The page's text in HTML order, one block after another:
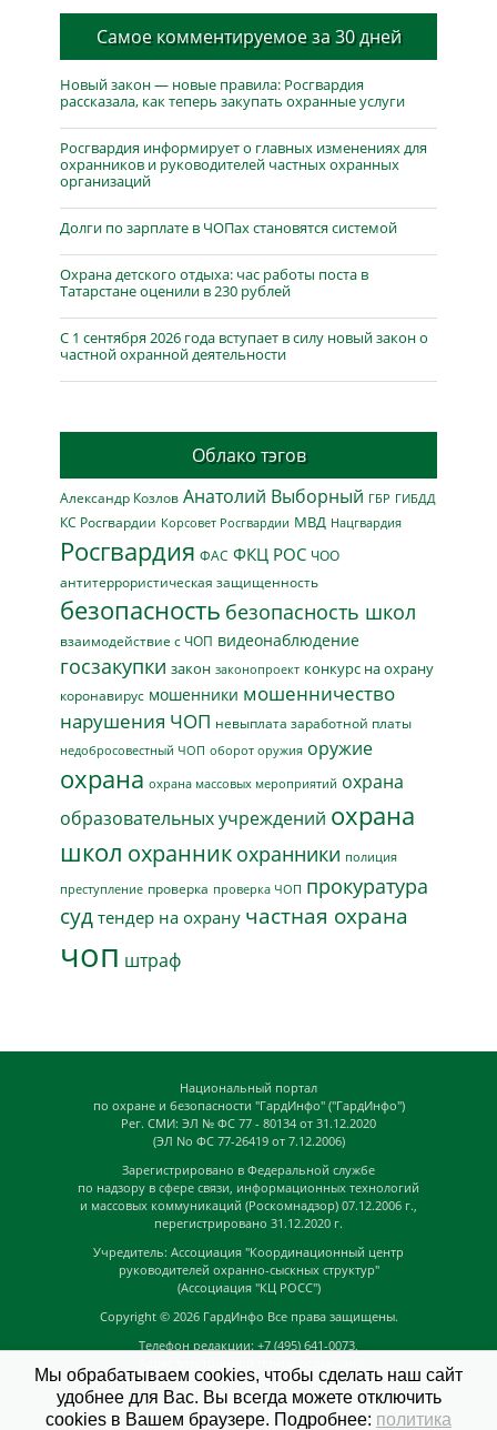
Самое комментируемое за 30 дней
Новый закон — новые правила: Росгвардия
рассказала, как теперь закупать охранные услуги
Росгвардия информирует о главных изменениях для
охранников и руководителей частных охранных
организаций
Долги по зарплате в ЧОПах становятся системой
Охрана детского отдыха: час работы поста в
Татарстане оценили в 230 рублей
С 1 сентября 2026 года вступает в силу новый закон о
частной охранной деятельности
Облако тэгов
Александр Козлов Анатолий Выборный ГБР ГИБДД
КС Росгвардии Корсовет Росгвардии МВД Нацгвардия
Росгвардия ФАС ФКЦ РОС ЧОО
антитеррористическая защищенность
безопасность безопасность школ
взаимодействие с ЧОП видеонаблюдение
госзакупки закон законопроект конкурс на охрану
коронавирус мошенники мошенничество
нарушения ЧОП невыплата заработной платы
недобросовестный ЧОП оборот оружия оружие
охрана охрана массовых мероприятий охрана
образовательных учреждений охрана
школ охранник охранники полиция
преступление проверка проверка ЧОП прокуратура
суд тендер на охрану частная охрана
чоп штраф
Национальный портал
по охране и безопасности "ГардИнфо" ("ГардИнфо")
Рег. СМИ: ЭЛ № ФС 77 - 80134 от 31.12.2020
(ЭЛ No ФС 77-26419 от 7.12.2006)
Зарегистрировано в Федеральной службе
по надзору в сфере связи, информационных технологий
и массовых коммуникаций (Роскомнадзор) 07.12.2006 г.,
перегистрировано 31.12.2020 г.
Учредитель: Ассоциация "Координационный центр
руководителей охранно-сыскных структур"
(Ассоциация "КЦ РОСС")
Copyright © 2026 ГардИнфо Все права защищены.
Телефон редакции: +7 (495) 641-0073,
news@guardinfo.online
Главный редактор: Кузьмин Д.А.
Мы обрабатываем cookies, чтобы сделать наш сайт
удобнее для Вас. Вы всегда можете отключить
cookies в Вашем браузере. Подробнее: политика